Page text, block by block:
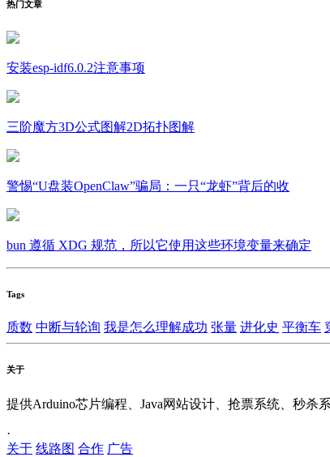
热门文章
安装esp-idf6.0.2注意事项
三阶魔方3D公式图解2D拓扑图解
警惕“U盘装OpenClaw”骗局：一只“龙虾”背后的收
bun 遵循 XDG 规范，所以它使用这些环境变量来确定
Tags
质数 中断与轮询 我是怎么理解成功 张量 进化史 平衡车
关于
提供Arduino芯片编程、Java网站设计、抢票系统、秒杀
·
关于 线路图 合作 广告